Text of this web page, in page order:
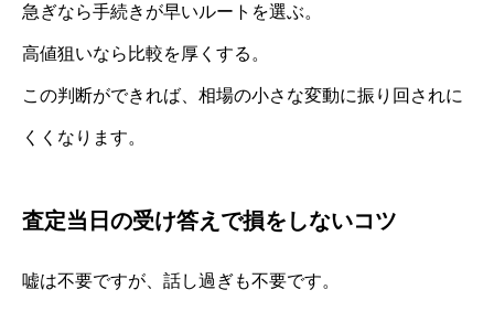
急ぎなら手続きが早いルートを選ぶ。
高値狙いなら比較を厚くする。
この判断ができれば、相場の小さな変動に振り回されに
くくなります。
査定当日の受け答えで損をしないコツ
嘘は不要ですが、話し過ぎも不要です。